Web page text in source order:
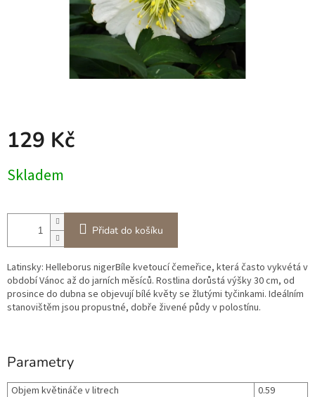
129 Kč
cena:
Skladem
Přidat do košíku
Latinsky: Helleborus nigerBíle kvetoucí čemeřice, která často vykvétá v
období Vánoc až do jarních měsíců. Rostlina dorůstá výšky 30 cm, od
prosince do dubna se objevují bílé květy se žlutými tyčinkami. Ideálním
stanovištěm jsou propustné, dobře živené půdy v polostínu.
Parametry
Objem květináče v litrech
0.59